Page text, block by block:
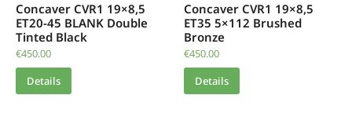
Concaver CVR1 19×8,5
ET20-45 BLANK Double
Tinted Black
€450.00
Details
Concaver CVR1 19×8,5
ET35 5×112 Brushed
Bronze
€450.00
Details